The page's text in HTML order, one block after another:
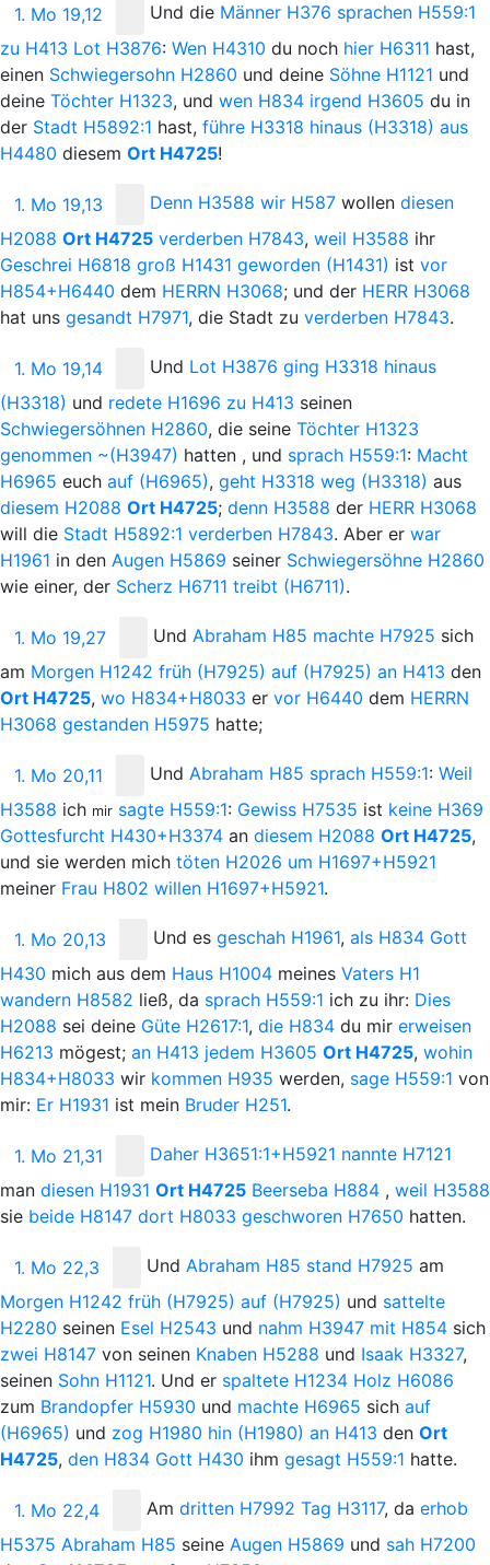
1. Mo 19,12 Und die Männer H376 sprachen H559:1
zu H413 Lot H3876: Wen H4310 du noch hier H6311 hast,
einen Schwiegersohn H2860 und deine Söhne H1121 und
deine Töchter H1323, und wen H834 irgend H3605 du in
der Stadt H5892:1 hast, führe H3318 hinaus (H3318) aus
H4480 diesem Ort H4725!
1. Mo 19,13 Denn H3588 wir H587 wollen diesen
H2088 Ort H4725 verderben H7843, weil H3588 ihr
Geschrei H6818 groß H1431 geworden (H1431) ist vor
H854+H6440 dem HERRN H3068; und der HERR H3068
hat uns gesandt H7971, die Stadt zu verderben H7843.
1. Mo 19,14 Und Lot H3876 ging H3318 hinaus
(H3318) und redete H1696 zu H413 seinen
Schwiegersöhnen H2860, die seine Töchter H1323
genommen ~(H3947) hatten , und sprach H559:1: Macht
H6965 euch auf (H6965), geht H3318 weg (H3318) aus
diesem H2088 Ort H4725; denn H3588 der HERR H3068
will die Stadt H5892:1 verderben H7843. Aber er war
H1961 in den Augen H5869 seiner Schwiegersöhne H2860
wie einer, der Scherz H6711 treibt (H6711).
1. Mo 19,27 Und Abraham H85 machte H7925 sich
am Morgen H1242 früh (H7925) auf (H7925) an H413 den
Ort H4725, wo H834+H8033 er vor H6440 dem HERRN
H3068 gestanden H5975 hatte;
1. Mo 20,11 Und Abraham H85 sprach H559:1: Weil
H3588 ich mir sagte H559:1: Gewiss H7535 ist keine H369
Gottesfurcht H430+H3374 an diesem H2088 Ort H4725,
und sie werden mich töten H2026 um H1697+H5921
meiner Frau H802 willen H1697+H5921.
1. Mo 20,13 Und es geschah H1961, als H834 Gott
H430 mich aus dem Haus H1004 meines Vaters H1
wandern H8582 ließ, da sprach H559:1 ich zu ihr: Dies
H2088 sei deine Güte H2617:1, die H834 du mir erweisen
H6213 mögest; an H413 jedem H3605 Ort H4725, wohin
H834+H8033 wir kommen H935 werden, sage H559:1 von
mir: Er H1931 ist mein Bruder H251.
1. Mo 21,31 Daher H3651:1+H5921 nannte H7121
man diesen H1931 Ort H4725 Beerseba H884 , weil H3588
sie beide H8147 dort H8033 geschworen H7650 hatten.
1. Mo 22,3 Und Abraham H85 stand H7925 am
Morgen H1242 früh (H7925) auf (H7925) und sattelte
H2280 seinen Esel H2543 und nahm H3947 mit H854 sich
zwei H8147 von seinen Knaben H5288 und Isaak H3327,
seinen Sohn H1121. Und er spaltete H1234 Holz H6086
zum Brandopfer H5930 und machte H6965 sich auf
(H6965) und zog H1980 hin (H1980) an H413 den Ort
H4725, den H834 Gott H430 ihm gesagt H559:1 hatte.
1. Mo 22,4 Am dritten H7992 Tag H3117, da erhob
H5375 Abraham H85 seine Augen H5869 und sah H7200